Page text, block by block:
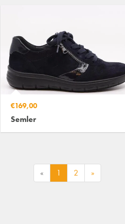
€169,00
Semler
« 1 2 »